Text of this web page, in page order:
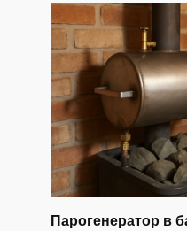
Парогенератор в